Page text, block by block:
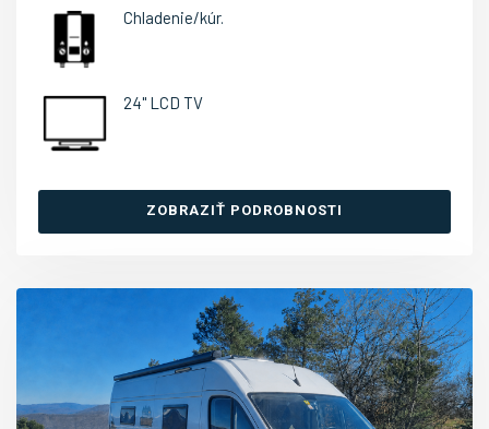
Chladenie/kúr.
24" LCD TV
ZOBRAZIŤ PODROBNOSTI